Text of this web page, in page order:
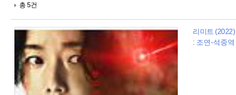
총 5건
리미트 (2022)
: 조연-석중역